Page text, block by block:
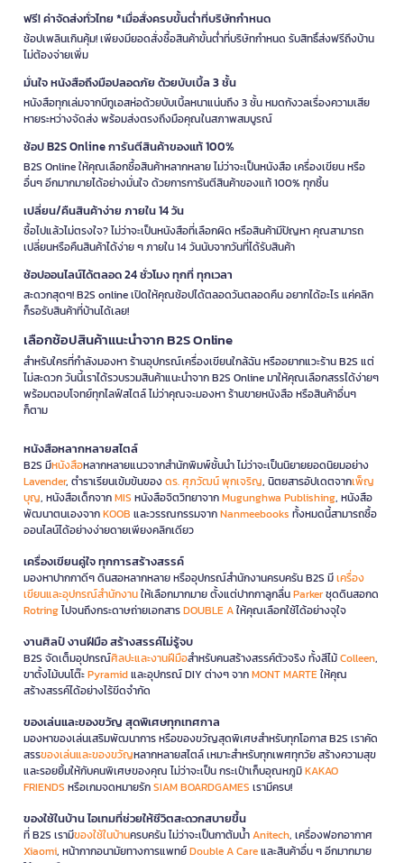
ฟรี! ค่าจัดส่งทั่วไทย *เมื่อสั่งครบขั้นต่ำที่บริษัทกำหนด
ช้อปเพลินเกินคุ้ม! เพียงมียอดสั่งซื้อสินค้าขั้นต่ำที่บริษัทกำหนด รับสิทธิ์ส่งฟรีถึงบ้าน
ไม่ต้องจ่ายเพิ่ม
มั่นใจ หนังสือถึงมือปลอดภัย ด้วยบับเบิ้ล 3 ชั้น
หนังสือทุกเล่มจากบีทูเอสห่อด้วยบับเบิ้ลหนาแน่นถึง 3 ชั้น หมดกังวลเรื่องความเสีย
หายระหว่างจัดส่ง พร้อมส่งตรงถึงมือคุณในสภาพสมบูรณ์
ช้อป B2S Online การันตีสินค้าของแท้ 100%
B2S Online ให้คุณเลือกซื้อสินค้าหลากหลาย ไม่ว่าจะเป็นหนังสือ เครื่องเขียน หรือ
อื่นๆ อีกมากมายได้อย่างมั่นใจ ด้วยการการันตีสินค้าของแท้ 100% ทุกชิ้น
เปลี่ยน/คืนสินค้าง่าย ภายใน 14 วัน
ซื้อไปแล้วไม่ตรงใจ? ไม่ว่าจะเป็นหนังสือที่เลือกผิด หรือสินค้ามีปัญหา คุณสามารถ
เปลี่ยนหรือคืนสินค้าได้ง่าย ๆ ภายใน 14 วันนับจากวันที่ได้รับสินค้า
ช้อปออนไลน์ได้ตลอด 24 ชั่วโมง ทุกที่ ทุกเวลา
สะดวกสุดๆ! B2S online เปิดให้คุณช้อปได้ตลอดวันตลอดคืน อยากได้อะไร แค่คลิก
ก็รอรับสินค้าที่บ้านได้เลย!
เลือกช้อปสินค้าแนะนำจาก B2S Online
สำหรับใครที่กำลังมองหา ร้านอุปกรณ์เครื่องเขียนใกล้ฉัน หรืออยากแวะร้าน B2S แต่
ไม่สะดวก วันนี้เราได้รวบรวมสินค้าแนะนำจาก B2S Online มาให้คุณเลือกสรรได้ง่ายๆ
พร้อมตอบโจทย์ทุกไลฟ์สไตล์ ไม่ว่าคุณจะมองหา ร้านขายหนังสือ หรือสินค้าอื่นๆ
ก็ตาม
หนังสือหลากหลายสไตล์
B2S มีหนังสือหลากหลายแนวจากสำนักพิมพ์ชั้นนำ ไม่ว่าจะเป็นนิยายยอดนิยมอย่าง
Lavender, ตำราเรียนเข้มข้นของดร. ศุภวัฒน์ พุกเจริญ, นิตยสารอัปเดตจากเพ็ญ
บุญ, หนังสือเด็กจากMIS หนังสือจิตวิทยาจากMugunghwa Publishing, หนังสือ
พัฒนาตนเองจากKOOB และวรรณกรรมจากNanmeebooks ทั้งหมดนี้สามารถซื้อ
ออนไลน์ได้อย่างง่ายดายเพียงคลิกเดียว
เครื่องเขียนคู่ใจ ทุกการสร้างสรรค์
มองหาปากกาดีๆ ดินสอหลากหลาย หรืออุปกรณ์สำนักงานครบครัน B2S มีเครื่อง
เขียนและอุปกรณ์สำนักงานให้เลือกมากมาย ตั้งแต่ปากกาลูกลื่นParkerชุดดินสอกด
Rotringไปจนถึงกระดาษถ่ายเอกสารDOUBLE Aให้คุณเลือกใช้ได้อย่างจุใจ
งานศิลป์ งานฝีมือ สร้างสรรค์ไม่รู้จบ
B2S จัดเต็มอุปกรณ์ศิลปะและงานฝีมือสำหรับคนสร้างสรรค์ตัวจริง ทั้งสีไม้Colleen,
ขาตั้งไม้บนโต๊ะPyramidและอุปกรณ์ DIY ต่างๆ จากMONT MARTEให้คุณ
สร้างสรรค์ได้อย่างไร้ขีดจำกัด
ของเล่นและของขวัญ สุดพิเศษทุกเทศกาล
มองหาของเล่นเสริมพัฒนาการ หรือของขวัญสุดพิเศษสำหรับทุกโอกาส B2S เราคัด
สรรของเล่นและของขวัญหลากหลายสไตล์ เหมาะสำหรับทุกเพศทุกวัย สร้างความสุข
และรอยยิ้มให้กับคนพิเศษของคุณ ไม่ว่าจะเป็น กระเป๋าเก็บอุณหภูมิKAKAO
FRIENDS หรือเกมจดหมายรักSIAM BOARDGAMES เรามีครบ!
ของใช้ในบ้าน ไอเทมที่ช่วยให้ชีวิตสะดวกสบายขึ้น
ที่ B2S เรามีของใช้ในบ้านครบครัน ไม่ว่าจะเป็นกาต้มน้ำAnitech, เครื่องฟอกอากาศ
Xiaomi, หน้ากากอนามัยทางการแพทย์Double A Careและสินค้าอื่น ๆ อีกมากมาย